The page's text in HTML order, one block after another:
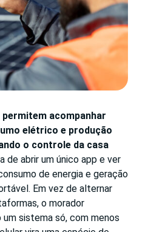
acompanhar
elétrico e produção
o controle da casa
de abrir um único app e ver
de energia e geração
Em vez de alternar
o morador
sistema só, com menos